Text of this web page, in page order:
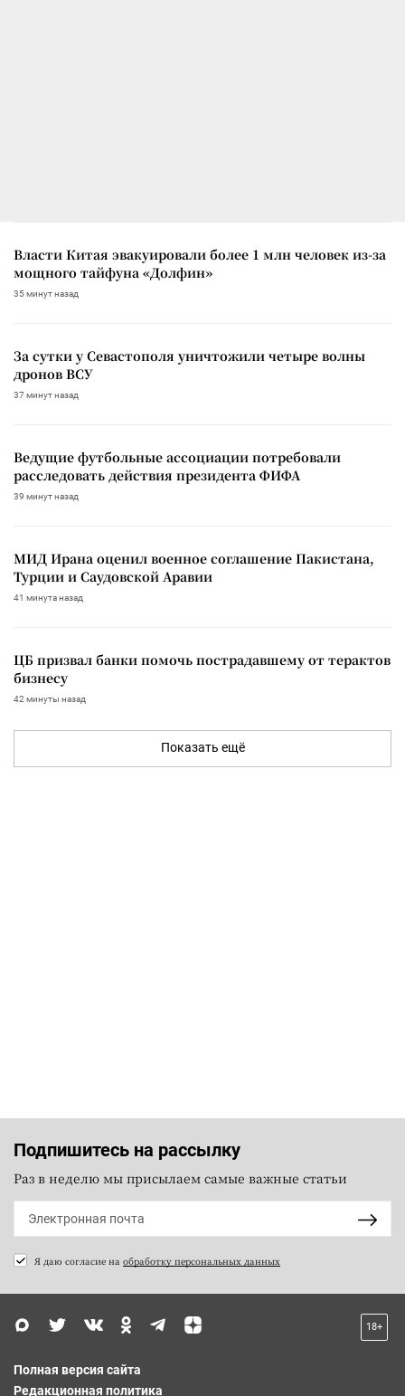
Власти Китая эвакуировали более 1 млн человек из-за
мощного тайфуна «Долфин»
35 минут назад
За сутки у Севастополя уничтожили четыре волны
дронов ВСУ
37 минут назад
Ведущие футбольные ассоциации потребовали
расследовать действия президента ФИФА
39 минут назад
МИД Ирана оценил военное соглашение Пакистана,
Турции и Саудовской Аравии
41 минута назад
ЦБ призвал банки помочь пострадавшему от терактов
бизнесу
42 минуты назад
Показать ещё
Подпишитесь на рассылку
Раз в неделю мы присылаем самые важные статьи
Я даю согласие на обработку персональных данных
18+
Полная версия сайта
Редакционная политика